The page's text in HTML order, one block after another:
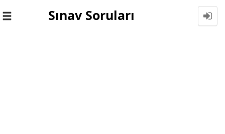
Toggle
Sınav Soruları